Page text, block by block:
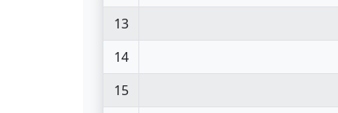
13
14
15